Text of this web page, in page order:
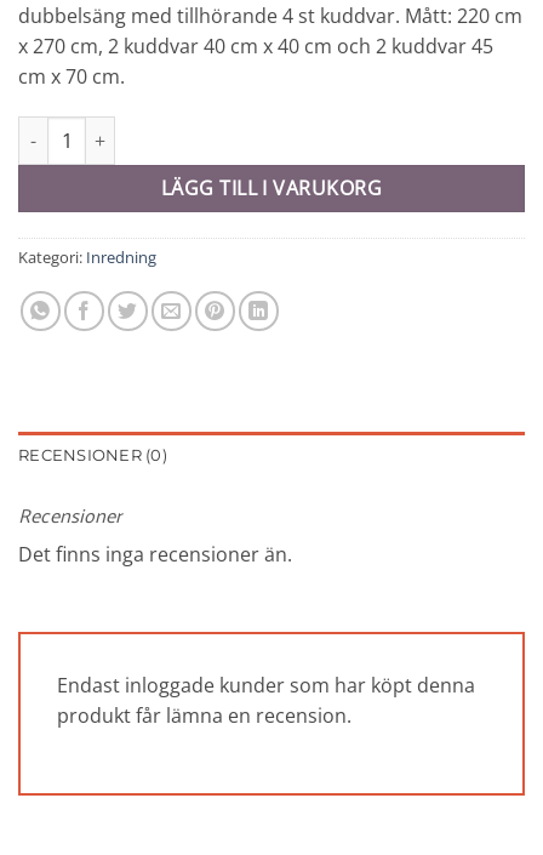
dubbelsäng med tillhörande 4 st kuddvar. Mått: 220 cm
x 270 cm, 2 kuddvar 40 cm x 40 cm och 2 kuddvar 45
cm x 70 cm.
Sängöverkast - 10043 mängd
LÄGG TILL I VARUKORG
Kategori: Inredning
RECENSIONER (0)
Recensioner
Det finns inga recensioner än.
Endast inloggade kunder som har köpt denna
produkt får lämna en recension.